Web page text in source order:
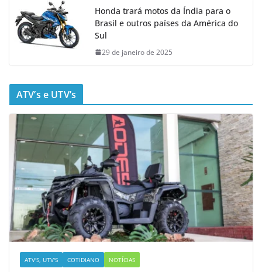
Honda trará motos da Índia para o
Brasil e outros países da América do
Sul
29 de janeiro de 2025
ATV’s e UTV’s
ATV'S, UTV'S COTIDIANO NOTÍCIAS